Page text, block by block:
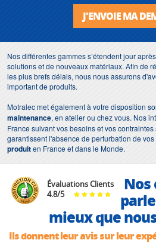
J'ENVOIE MA
Nos différentes gammes s’étendent jour
solutions et de nouveaux matériaux. Afin de
les plus brefs délais, nous nous assurons
important de produits.
Motralec met également à votre disposition
maintenance, en atelier ou chez vous. Nos
France suivant vos besoins et vos
garantissent l'absence de perturbation de
produiten France et dans le Monde.
Évaluations Clients
4.8/5
Nos
mieux que
Ils donnent leur avis sur leur